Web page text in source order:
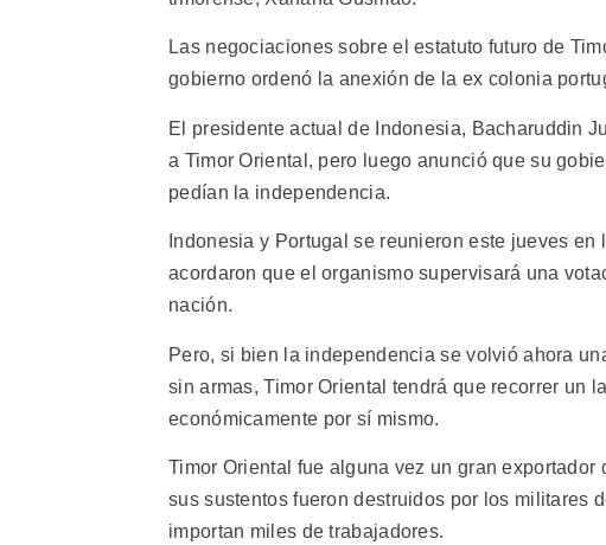
Las negociaciones sobre el estatuto futuro de
gobierno ordenó la anexión de la ex colonia
El presidente actual de Indonesia, Bacharuddin
a Timor Oriental, pero luego anunció que su
pedían la independencia.
Indonesia y Portugal se reunieron este jueves
acordaron que el organismo supervisará una
nación.
Pero, si bien la independencia se volvió ahora
sin armas, Timor Oriental tendrá que recorrer un
económicamente por sí mismo.
Timor Oriental fue alguna vez un gran
sus sustentos fueron destruidos por los militares
importan miles de trabajadores.